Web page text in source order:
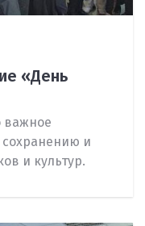
«День
важное
и
и культур.